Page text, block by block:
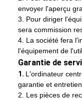
envoyer l'aperçu
3. Pour diriger
sera commission
4. La société fera
l'équipement de
Garantie de
1. L'ordinateur
garantie et
2. Les pièces de